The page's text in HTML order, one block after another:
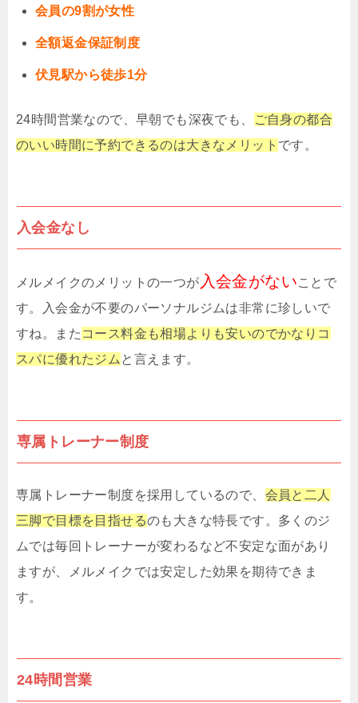
会員の9割が女性
全額返金保証制度
伏見駅から徒歩1分
24時間営業なので、早朝でも深夜でも、
ご自身の都合
のいい時間に予約できるのは大きなメリット です。
入会金なし
メルメイクのメリットの一つが 入会金がないことで
す。入会金が不要のパーソナルジムは非常に珍しいで
すね。また コース料金も相場よりも安いのでかなりコ
スパに優れたジム と言えます。
専属トレーナー制度
専属トレーナー制度を採用しているので、 会員と二人
三脚で目標を目指せるのも大きな特長です。多くのジ
ムでは毎回トレーナーが変わるなど不安定な面があり
ますが、メルメイクでは安定した効果を期待できま
す。
24時間営業